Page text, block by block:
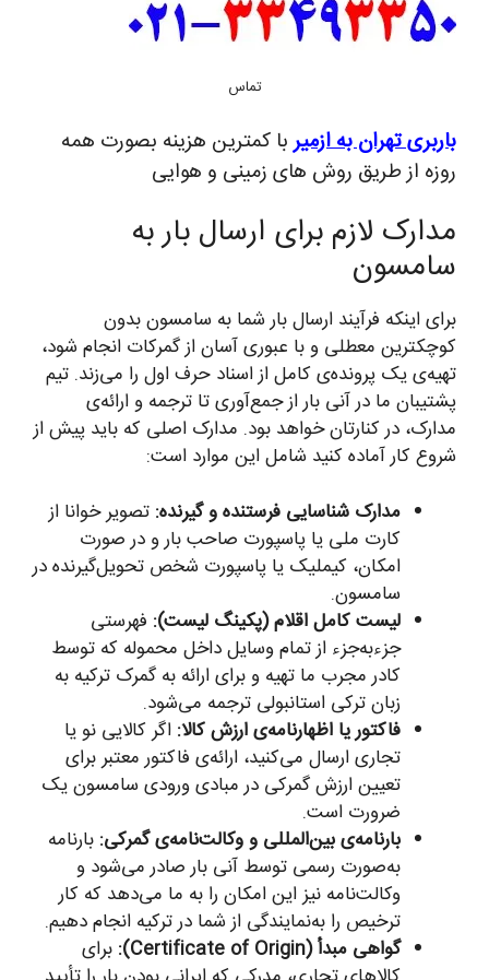
تماس
باربری تهران به ازمیربا کمترین هزینه بصورت همه
روزه از طریق روش های زمینی و هوایی
مدارک لازم برای ارسال بار به
سامسون
برای اینکه فرآیند ارسال بار شما به سامسون بدون
کوچکترین معطلی و با عبوری آسان از گمرکات انجام شود،
تهیه‌ی یک پرونده‌ی کامل از اسناد حرف اول را می‌زند. تیم
پشتیبان ما در آنی بار از جمع‌آوری تا ترجمه و ارائه‌ی
مدارک، در کنارتان خواهد بود. مدارک اصلی که باید پیش از
شروع کار آماده کنید شامل این موارد است:
مدارک شناسایی فرستنده و گیرنده: تصویر خوانا از
کارت ملی یا پاسپورت صاحب بار و در صورت
امکان، کیملیک یا پاسپورت شخص تحویل‌گیرنده در
سامسون.
لیست کامل اقلام (پکینگ لیست): فهرستی
جزء‌به‌جزء از تمام وسایل داخل محموله که توسط
کادر مجرب ما تهیه و برای ارائه به گمرک ترکیه به
زبان ترکی استانبولی ترجمه می‌شود.
فاکتور یا اظهارنامه‌ی ارزش کالا: اگر کالایی نو یا
تجاری ارسال می‌کنید، ارائه‌ی فاکتور معتبر برای
تعیین ارزش گمرکی در مبادی ورودی سامسون یک
ضرورت است.
بارنامه‌ی بین‌المللی و وکالت‌نامه‌ی گمرکی: بارنامه
به‌صورت رسمی توسط آنی بار صادر می‌شود و
وکالت‌نامه نیز این امکان را به ما می‌دهد که کار
ترخیص را به‌نمایندگی از شما در ترکیه انجام دهیم.
گواهی مبدأ (Certificate of Origin):
برای